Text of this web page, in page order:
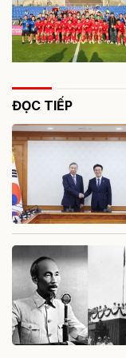
ĐỌC TIẾP